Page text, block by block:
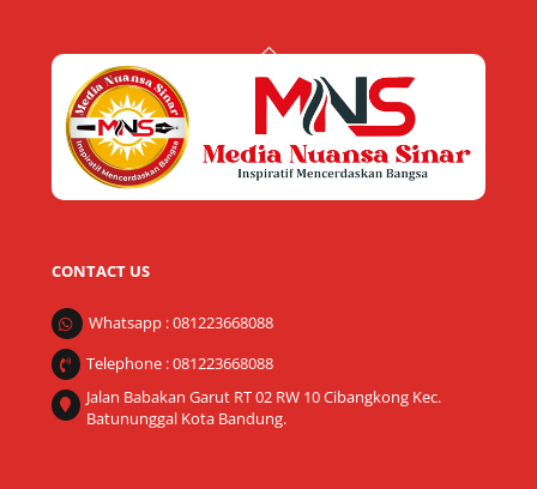
Back
Top
CONTACT US
Whatsapp : 081223668088
Telephone : 081223668088
Jalan Babakan Garut RT 02 RW 10 Cibangkong Kec.
Batununggal Kota Bandung.